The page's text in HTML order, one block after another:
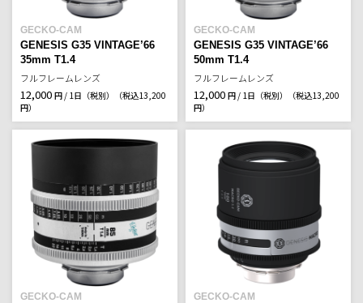
GECKO-CAM
GENESIS G35 VINTAGE’66
35mm T1.4
フルフレームレンズ
12,000 円 / 1日（税別）
（税込13,200
円）
GECKO-CAM
GENESIS G35 VINTAGE’66
50mm T1.4
フルフレームレンズ
12,000 円 / 1日（税別）
（税込13,200
円）
GECKO-CAM GECKO-CAM